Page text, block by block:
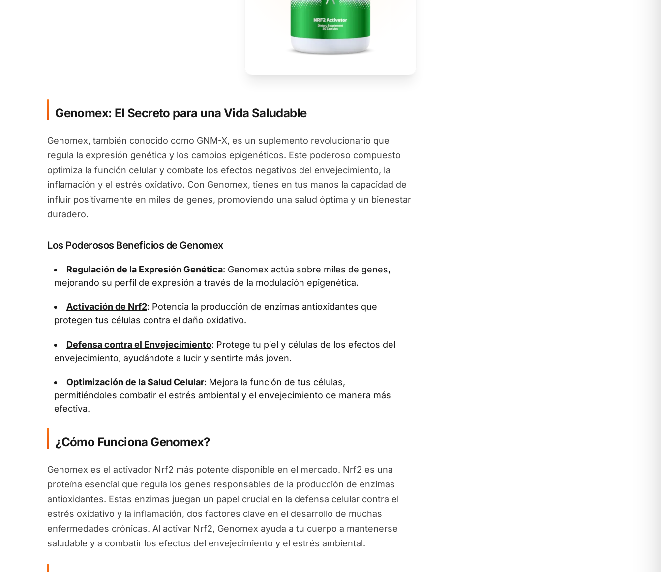
Genomex: El Secreto para una Vida Saludable
Genomex, también conocido como GNM-X, es un suplemento revolucionario que
regula la expresión genética y los cambios epigenéticos. Este poderoso compuesto
optimiza la función celular y combate los efectos negativos del envejecimiento, la
inflamación y el estrés oxidativo. Con Genomex, tienes en tus manos la capacidad de
influir positivamente en miles de genes, promoviendo una salud óptima y un bienestar
duradero.
Los Poderosos Beneficios de Genomex
Regulación de la Expresión Genética: Genomex actúa sobre miles de genes,
mejorando su perfil de expresión a través de la modulación epigenética.
Activación de Nrf2: Potencia la producción de enzimas antioxidantes que
protegen tus células contra el daño oxidativo.
Defensa contra el Envejecimiento: Protege tu piel y células de los efectos del
envejecimiento, ayudándote a lucir y sentirte más joven.
Optimización de la Salud Celular: Mejora la función de tus células,
permitiéndoles combatir el estrés ambiental y el envejecimiento de manera más
efectiva.
¿Cómo Funciona Genomex?
Genomex es el activador Nrf2 más potente disponible en el mercado. Nrf2 es una
proteína esencial que regula los genes responsables de la producción de enzimas
antioxidantes. Estas enzimas juegan un papel crucial en la defensa celular contra el
estrés oxidativo y la inflamación, dos factores clave en el desarrollo de muchas
enfermedades crónicas. Al activar Nrf2, Genomex ayuda a tu cuerpo a mantenerse
saludable y a combatir los efectos del envejecimiento y el estrés ambiental.